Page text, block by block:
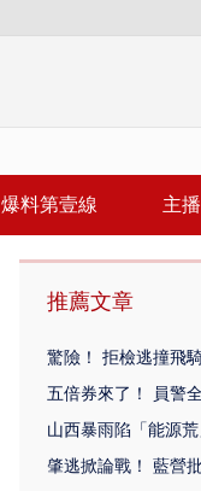
爆料第壹線 主
推薦文章
驚險！ 拒檢逃撞飛
五倍券來了！ 員警
山西暴雨陷「能源
肇逃掀論戰！ 藍營